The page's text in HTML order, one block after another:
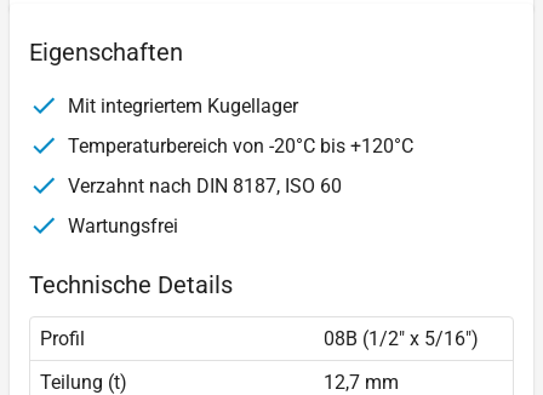
Eigenschaften
Mit integriertem Kugellager
Temperaturbereich von -20°C bis +120°C
Verzahnt nach DIN 8187, ISO 60
Wartungsfrei
Technische Details
Profil
08B (1/2" x 5/16″)
Teilung (t)
12,7 mm